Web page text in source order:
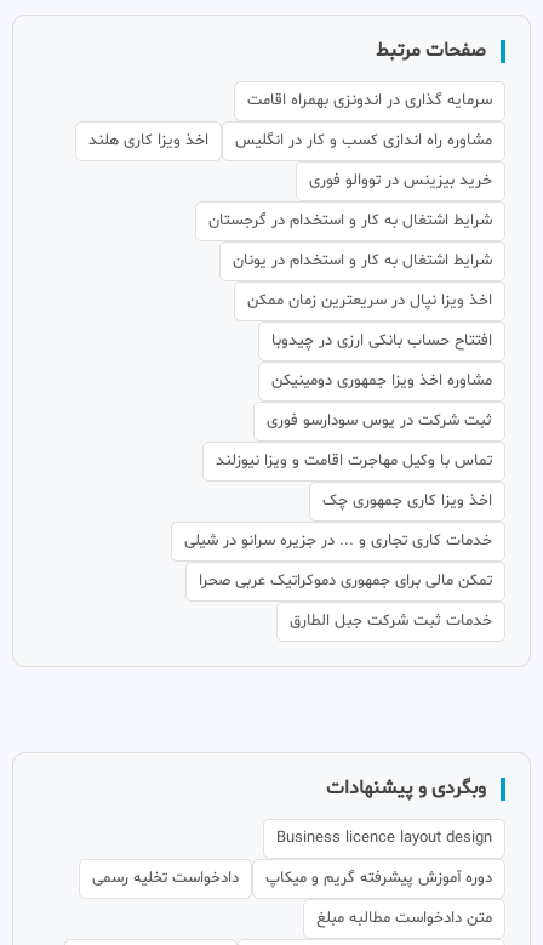
صفحات مرتبط
سرمایه گذاری در اندونزی بهمراه اقامت
مشاوره راه اندازی کسب و کار در انگلیس
اخذ ویزا کاری هلند
خرید بیزینس در تووالو فوری
شرایط اشتغال به کار و استخدام در گرجستان
شرایط اشتغال به کار و استخدام در یونان
اخذ ویزا نپال در سریعترین زمان ممکن
افتتاح حساب بانکی ارزی در چیدوبا
مشاوره اخذ ویزا جمهوری دومینیکن
ثبت شرکت در یوس سودارسو فوری
تماس با وکیل مهاجرت اقامت و ویزا نیوزلند
اخذ ویزا کاری جمهوری چک
خدمات کاری تجاری و ... در جزیره سرانو در شیلی
تمکن مالی برای جمهوری دموکراتیک عربی صحرا
خدمات ثبت شرکت جبل الطارق
وبگردی و پیشنهادات
Business licence layout design
دوره آموزش پیشرفته گریم و میکاپ
دادخواست تخلیه رسمی
متن دادخواست مطالبه مبلغ